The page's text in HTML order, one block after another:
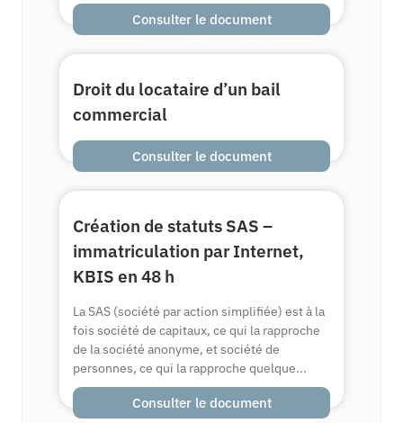
Consulter le document
Droit du locataire d’un bail
commercial
Consulter le document
Création de statuts SAS –
immatriculation par Internet,
KBIS en 48 h
La SAS (société par action simplifiée) est à la
fois société de capitaux, ce qui la rapproche
de la société anonyme, et société de
personnes, ce qui la rapproche quelque...
Consulter le document